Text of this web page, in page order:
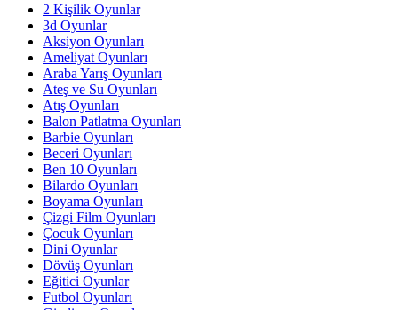
2 Kişilik Oyunlar
3d Oyunlar
Aksiyon Oyunları
Ameliyat Oyunları
Araba Yarış Oyunları
Ateş ve Su Oyunları
Atış Oyunları
Balon Patlatma Oyunları
Barbie Oyunları
Beceri Oyunları
Ben 10 Oyunları
Bilardo Oyunları
Boyama Oyunları
Çizgi Film Oyunları
Çocuk Oyunları
Dini Oyunlar
Dövüş Oyunları
Eğitici Oyunlar
Futbol Oyunları